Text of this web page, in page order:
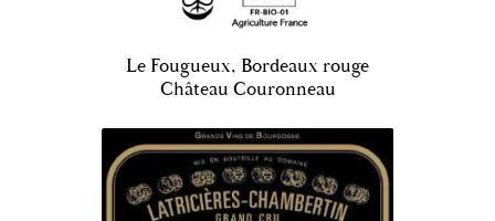
Le Fougueux, Bordeaux rouge
Château Couronneau